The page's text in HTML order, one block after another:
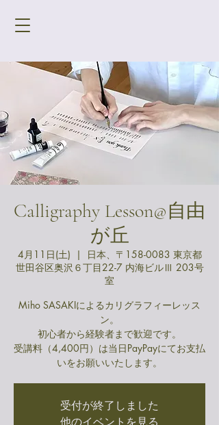
Calligraphy Lesson@自由
が丘
4月11日(土)
  |
日本、〒158-0083 東京都
世田谷区奥沢６丁目22-7 内海ビルⅢ 203号
室
Miho SASAKIによるカリグラフィーレッス
ン。
初心者から経験者まで歓迎です。
受講料（4,400円）は当日PayPayにてお支払
いをお願いいたします。
受付が終了しました